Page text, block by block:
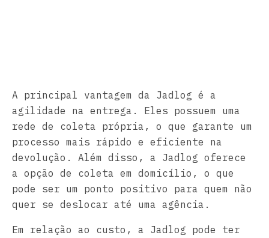
A principal vantagem da Jadlog é a
agilidade na entrega. Eles possuem uma
rede de coleta própria, o que garante um
processo mais rápido e eficiente na
devolução. Além disso, a Jadlog oferece
a opção de coleta em domicílio, o que
pode ser um ponto positivo para quem não
quer se deslocar até uma agência.
Em relação ao custo, a Jadlog pode ter